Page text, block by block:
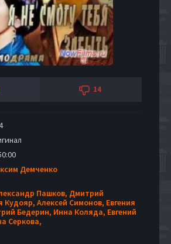
14
Демченко
Пашков, Дмитрий
Кудояр, Алексей Симонов, Евгения
Бедерин, Инна Коляда, Евгений
Серкова,